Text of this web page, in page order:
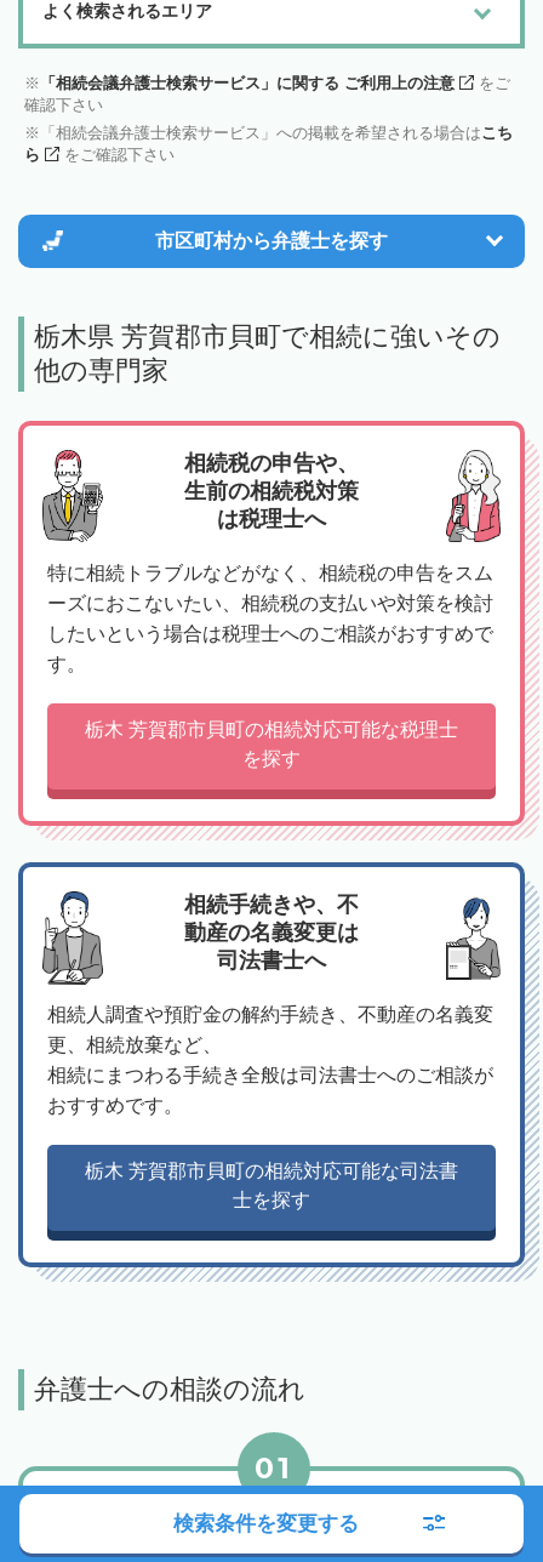
よく検索されるエリア
「相続会議弁護士検索サービス」に関する ご利用上の注意
をご
確認下さい
「相続会議弁護士検索サービス」への掲載を希望される場合はこち
ら
をご確認下さい
市区町村から弁護士を探す
栃木県 芳賀郡市貝町で相続に強いその
他の専門家
相続税の申告や、
生前の相続税対策
は税理士へ
特に相続トラブルなどがなく、相続税の申告をスム
ーズにおこないたい、相続税の支払いや対策を検討
したいという場合は税理士へのご相談がおすすめで
す。
栃木 芳賀郡市貝町の相続対応可能な税理士
を探す
相続手続きや、不
動産の名義変更は
司法書士へ
相続人調査や預貯金の解約手続き、不動産の名義変
更、相続放棄など、
相続にまつわる手続き全般は司法書士へのご相談が
おすすめです。
栃木 芳賀郡市貝町の相続対応可能な司法書
士を探す
弁護士への相談の流れ
エリアや相談内容から検索
01
検索条件を変更する